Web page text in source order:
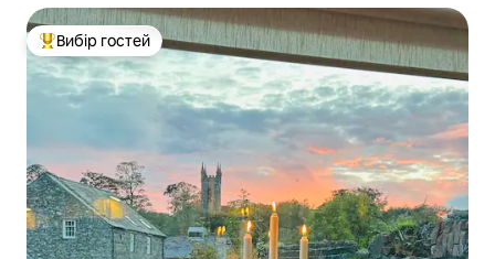
Топ вибір гостей
Вибір гостей